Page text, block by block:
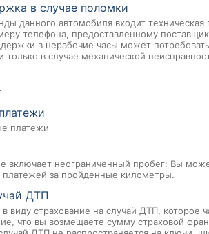
в случае поломки
данного автомобиля входит
телефона, предоставленному
в нерабочие часы может
только в случае механической
платежи
включает неограниченный пробег: Вы
платежей за пройденные километры.
ДТП
виду страхование на случай ДТП,
что вы возмещаете сумму страховой